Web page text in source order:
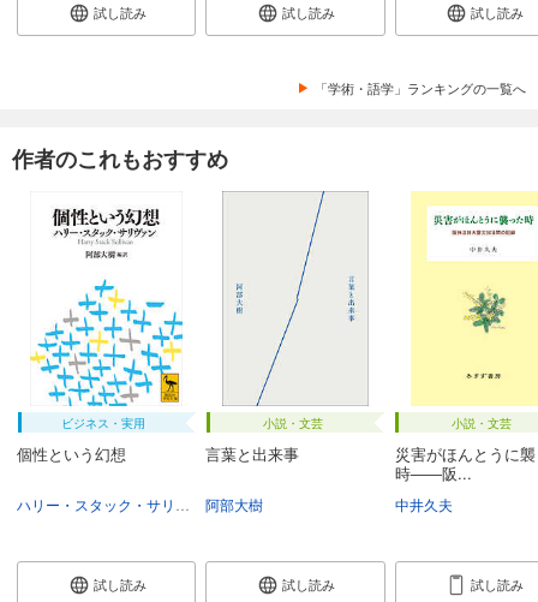
試し読み 試し読み 試し読み
「学術・語学」ランキングの一覧へ
作者のこれもおすすめ
ビジネス・実用
個性という幻想
阿部大樹
試し読み
小説・文芸
言葉と出来事
阿部大樹
試し読み
小説・文芸
災害がほんとうに
時――阪...
中井久夫
試し読み